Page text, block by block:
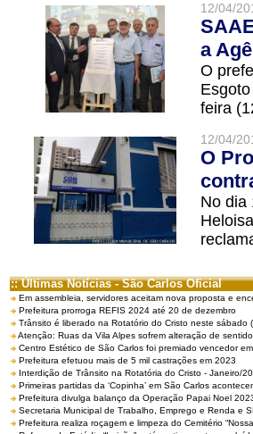
12/04/
a
O
feira
12/04/
O
No dia
:: Últimas Notícias - São Carlos Oficial
Em assembleia, servidores aceitam nova proposta e
Prefeitura prorroga REFIS 2024 até 20 de dezembro
Trânsito é liberado na Rotatório do Cristo neste sábado
Atenção: Ruas da Vila Alpes sofrem alteração de
Centro Estético de São Carlos foi premiado vencedor
Prefeitura efetuou mais de 5 mil castrações em 2023
Interdição de Trânsito na Rotatória do Cristo - Janeiro/
Primeiras partidas da ‘Copinha’ em São Carlos
Prefeitura divulga balanço da Operação Papai Noel
Secretaria Municipal de Trabalho, Emprego e Renda e
Prefeitura realiza roçagem e limpeza do Cemitério